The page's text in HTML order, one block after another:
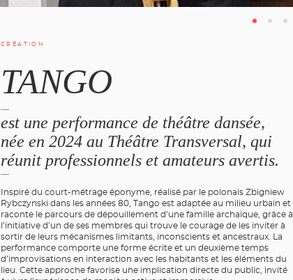
CRÉATION
TANGO
—
est une performance de théâtre dansée,
née en 2024 au Théâtre Transversal, qui
réunit professionnels et amateurs avertis.
—
Inspiré du court-métrage éponyme, réalisé par le polonais Zbigniew
Rybczynski dans les années 80, Tango est adaptée au milieu urbain et
raconte le parcours de dépouillement d’une famille archaïque, grâce à
l’initiative d’un de ses membres qui trouve le courage de les inviter à
sortir de leurs mécanismes limitants, inconscients et ancestraux. La
performance comporte une forme écrite et un deuxième temps
d’improvisations en interaction avec les habitants et les éléments du
lieu. Cette approche favorise une implication directe du public, invité